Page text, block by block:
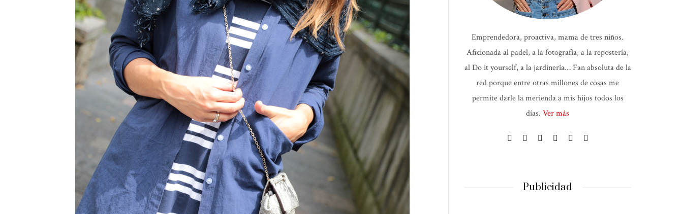
Emprendedora, proactiva, mama de tres niños.
Aficionada al padel, a la fotografía, a la repostería,
al Do it yourself, a la jardinería… Fan absoluta de la
red porque entre otras millones de cosas me
permite darle la merienda a mis hijos todos los
días. Ver más
Publicidad